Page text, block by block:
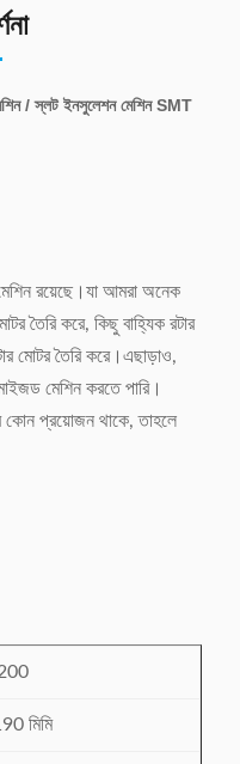
/ স্লট ইনসুলেশন মেশিন SMT
রয়েছে।যা আমরা অনেক
তৈরি করে, কিছু বাহ্যিক রটার
মোটর তৈরি করে।এছাড়াও,
মেশিন করতে পারি।
কোন প্রয়োজন থাকে, তাহলে
মিমি